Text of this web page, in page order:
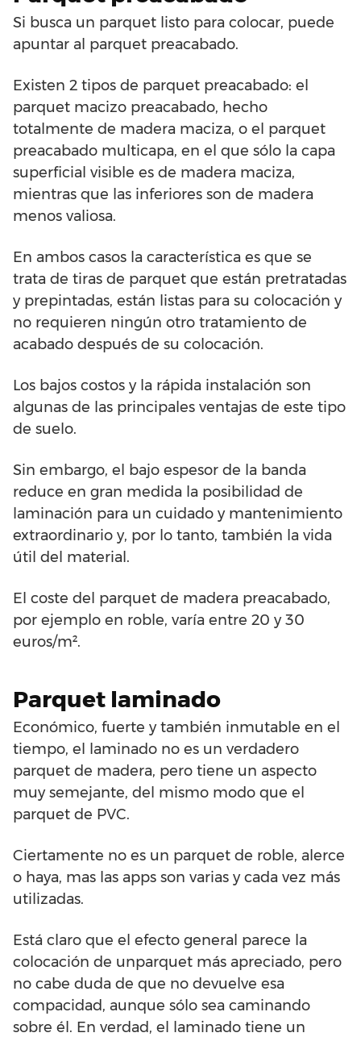
Si busca un parquet listo para colocar, puede
apuntar al parquet preacabado.
Existen 2 tipos de parquet preacabado: el
parquet macizo preacabado, hecho
totalmente de madera maciza, o el parquet
preacabado multicapa, en el que sólo la capa
superficial visible es de madera maciza,
mientras que las inferiores son de madera
menos valiosa.
En ambos casos la característica es que se
trata de tiras de parquet que están pretratadas
y prepintadas, están listas para su colocación y
no requieren ningún otro tratamiento de
acabado después de su colocación.
Los bajos costos y la rápida instalación son
algunas de las principales ventajas de este tipo
de suelo.
Sin embargo, el bajo espesor de la banda
reduce en gran medida la posibilidad de
laminación para un cuidado y mantenimiento
extraordinario y, por lo tanto, también la vida
útil del material.
El coste del parquet de madera preacabado,
por ejemplo en roble, varía entre 20 y 30
euros/m².
Parquet laminado
Económico, fuerte y también inmutable en el
tiempo, el laminado no es un verdadero
parquet de madera, pero tiene un aspecto
muy semejante, del mismo modo que el
parquet de PVC.
Ciertamente no es un parquet de roble, alerce
o haya, mas las apps son varias y cada vez más
utilizadas.
Está claro que el efecto general parece la
colocación de unparquet más apreciado, pero
no cabe duda de que no devuelve esa
compacidad, aunque sólo sea caminando
sobre él. En verdad, el laminado tiene un